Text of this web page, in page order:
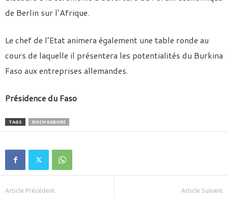
de Berlin sur l’Afrique.
Le chef de l’Etat animera également une table ronde au
cours de laquelle il présentera les potentialités du Burkina
Faso aux entreprises allemandes.
Présidence du Faso
TAGS ROCH KABORE
Article Précédent Article Suivant